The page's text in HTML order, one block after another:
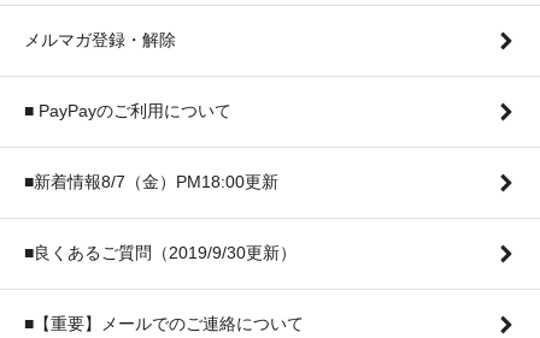
メルマガ登録・解除
■ PayPayのご利用について
■新着情報8/7（金）PM18:00更新
■良くあるご質問（2019/9/30更新）
■【重要】メールでのご連絡について